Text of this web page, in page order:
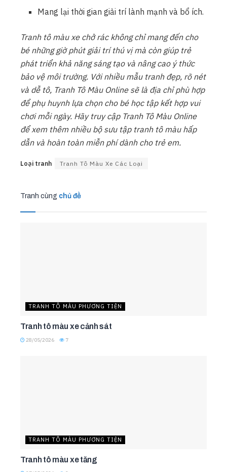
Mang lại thời gian giải trí lành mạnh và bổ ích.
Tranh tô màu xe chở rác không chỉ mang đến cho
bé những giờ phút giải trí thú vị mà còn giúp trẻ
phát triển khả năng sáng tạo và nâng cao ý thức
bảo vệ môi trường. Với nhiều mẫu tranh đẹp, rõ nét
và dễ tô, Tranh Tô Màu Online sẽ là địa chỉ phù hợp
để phụ huynh lựa chọn cho bé học tập kết hợp vui
chơi mỗi ngày. Hãy truy cập Tranh Tô Màu Online
để xem thêm nhiều bộ sưu tập tranh tô màu hấp
dẫn và hoàn toàn miễn phí dành cho trẻ em.
Loại tranh Tranh Tô Màu Xe Các Loại
Tranh cùng chủ đề
TRANH TÔ MÀU PHƯƠNG TIỆN
Tranh tô màu xe cảnh sát
28/05/2026 7
TRANH TÔ MÀU PHƯƠNG TIỆN
Tranh tô màu xe tăng